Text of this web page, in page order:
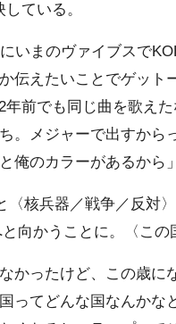
ている。
いまのヴァイブスで
伝えたいことでゲッ
年前でも同じ曲を歌え
。メジャーで出すか
俺のカラーがあるから
〈核兵器／戦争／反対
向かうことに。〈こ
かったけど、この歳
ってどんな国なんか